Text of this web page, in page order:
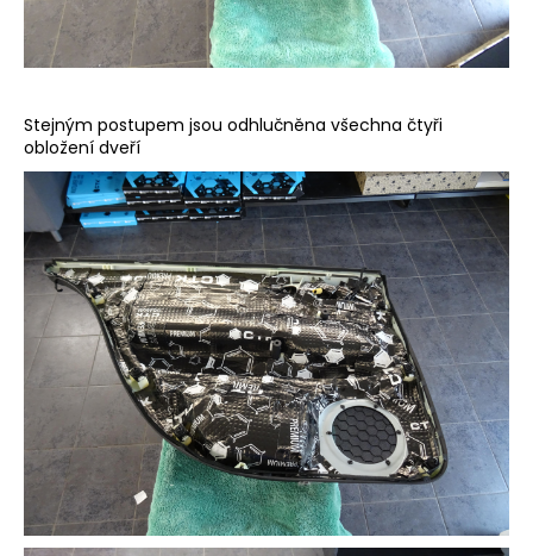
Stejným postupem jsou odhlučněna všechna čtyři
obložení dveří